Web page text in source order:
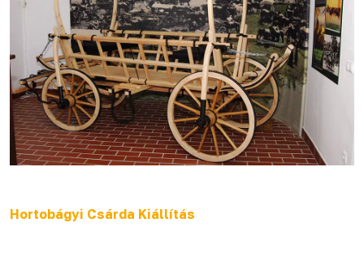
Hortobágyi Csárda Kiállítás